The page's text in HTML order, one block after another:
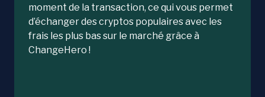
moment de la transaction, ce qui vous permet
d’échanger des cryptos populaires avec les
frais les plus bas sur le marché grâce à
ChangeHero !